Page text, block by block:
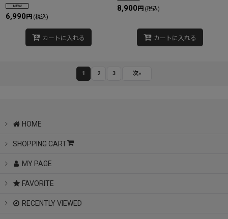
6,990 円 (税込)
カートに入れる
8,900 円 (税込)
カートに入れる
1 2 3 次»
HOME
SHOPPING CART
MY PAGE
FAVORITE
RECENTLY VIEWED